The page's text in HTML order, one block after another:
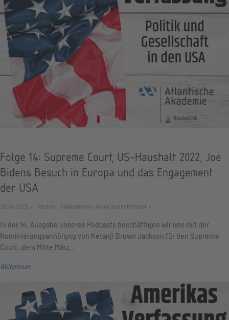
Folge 14: Supreme Court, US-Haushalt 2022, Joe
Bidens Besuch in Europa und das Engagement
der USA
02.04.2022 Medien, Publikationen, Atlantischer Podcast
In der 14. Ausgabe unseres Podcasts beschäftigen wir uns mit der
Nominierungsanhörung von Ketanji Brown Jackson für den Supreme
Court, dem Mitte März…
Weiterlesen